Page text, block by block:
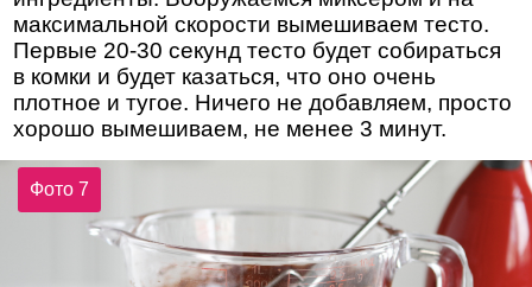
максимальной скорости вымешиваем тесто.
Первые 20-30 секунд тесто будет собираться
в комки и будет казаться, что оно очень
плотное и тугое. Ничего не добавляем, просто
хорошо вымешиваем, не менее 3 минут.
Фото 7